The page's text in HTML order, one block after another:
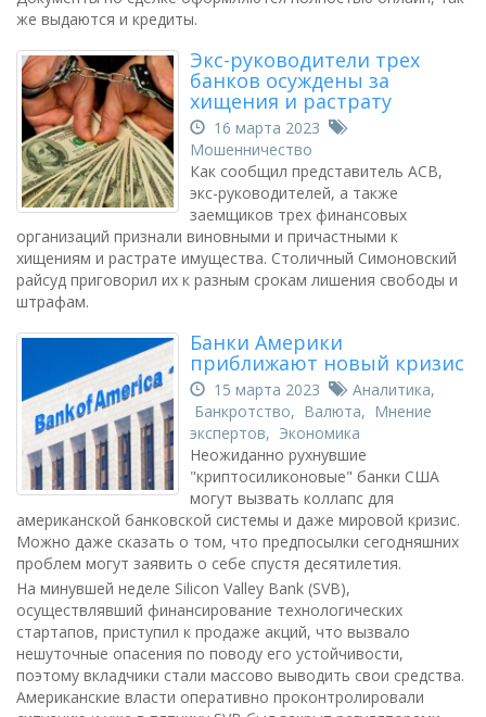
же выдаются и кредиты.
Экс-руководители трех
банков осуждены за
хищения и растрату
16 марта 2023
Мошенничество
Как сообщил представитель АСВ,
экс-руководителей, а также
заемщиков трех финансовых
организаций признали виновными и причастными к
хищениям и растрате имущества. Столичный Симоновский
райсуд приговорил их к разным срокам лишения свободы и
штрафам.
Банки Америки
приближают новый кризис
15 марта 2023 Аналитика,
Банкротство, Валюта, Мнение
экспертов, Экономика
Неожиданно рухнувшие
"криптосиликоновые" банки США
могут вызвать коллапс для
американской банковской системы и даже мировой кризис.
Можно даже сказать о том, что предпосылки сегодняшних
проблем могут заявить о себе спустя десятилетия.
На минувшей неделе Silicon Valley Bank (SVB),
осуществлявший финансирование технологических
стартапов, приступил к продаже акций, что вызвало
нешуточные опасения по поводу его устойчивости,
поэтому вкладчики стали массово выводить свои средства.
Американские власти оперативно проконтролировали